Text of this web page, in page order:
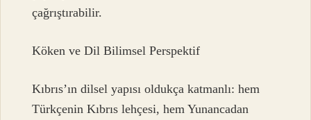
çağrıştırabilir.
Köken ve Dil Bilimsel Perspektif
Kıbrıs’ın dilsel yapısı oldukça katmanlı: hem
Türkçenin Kıbrıs lehçesi, hem Yunancadan